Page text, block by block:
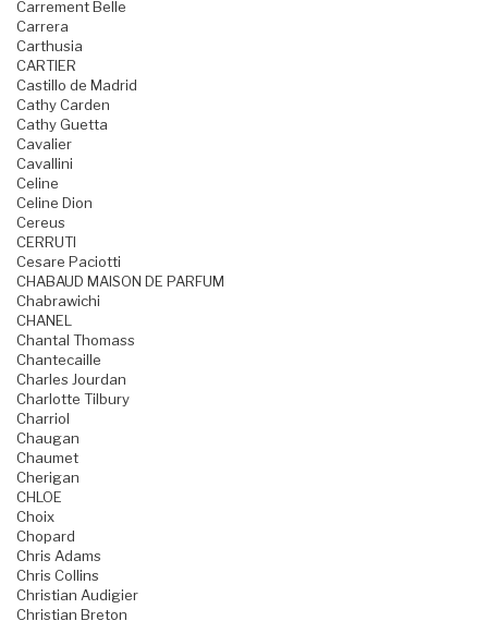
Carrement Belle
Carrera
Carthusia
CARTIER
Castillo de Madrid
Cathy Carden
Cathy Guetta
Cavalier
Cavallini
Celine
Celine Dion
Cereus
CERRUTI
Cesare Paciotti
CHABAUD MAISON DE PARFUM
Chabrawichi
CHANEL
Chantal Thomass
Chantecaille
Charles Jourdan
Charlotte Tilbury
Charriol
Chaugan
Chaumet
Cherigan
CHLOE
Choix
Chopard
Chris Adams
Chris Collins
Christian Audigier
Christian Breton